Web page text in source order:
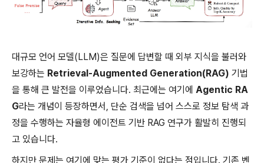
대규모 언어 모델(LLM)은 질문에 답변할 때 외부 지식을 불러와
보강하는 Retrieval-Augmented Generation(RAG) 기법
을 통해 큰 발전을 이루었습니다. 최근에는 여기에 Agentic RA
G라는 개념이 등장하면서, 단순 검색을 넘어 스스로 정보 탐색 과
정을 수행하는 자율형 에이전트 기반 RAG 연구가 활발히 진행되
고 있습니다.
하지만 문제는 여기에 맞는 평가 기준이 없다는 점입니다. 기존 벤